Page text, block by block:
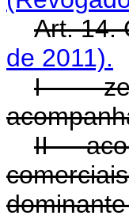
Art.
de 2011).
I -
II -